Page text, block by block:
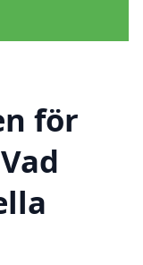
för